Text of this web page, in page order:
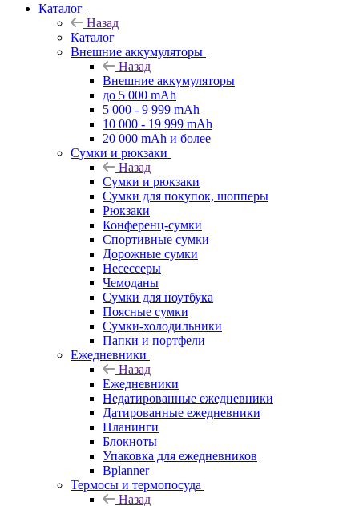
Каталог
Назад
Каталог
Внешние аккумуляторы
Назад
Внешние аккумуляторы
до 5 000 mAh
5 000 - 9 999 mAh
10 000 - 19 999 mAh
20 000 mAh и более
Сумки и рюкзаки
Назад
Сумки и рюкзаки
Сумки для покупок, шопперы
Рюкзаки
Конференц-сумки
Спортивные сумки
Дорожные сумки
Несессеры
Чемоданы
Сумки для ноутбука
Поясные сумки
Сумки-холодильники
Папки и портфели
Ежедневники
Назад
Ежедневники
Недатированные ежедневники
Датированные ежедневники
Планинги
Блокноты
Упаковка для ежедневников
Bplanner
Термосы и термопосуда
Назад